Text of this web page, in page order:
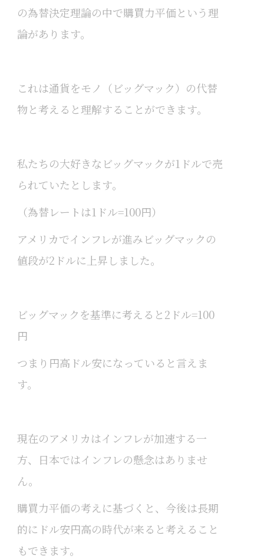
の為替決定理論の中で購買力平価という理
論があります。
これは通貨をモノ（ビッグマック）の代替
物と考えると理解することができます。
私たちの大好きなビッグマックが1ドルで売
られていたとします。
（為替レートは1ドル=100円）
アメリカでインフレが進みビッグマックの
値段が2ドルに上昇しました。
ビッグマックを基準に考えると2ドル=100
円
つまり円高ドル安になっていると言えま
す。
現在のアメリカはインフレが加速する一
方、日本ではインフレの懸念はありませ
ん。
購買力平価の考えに基づくと、今後は長期
的にドル安円高の時代が来ると考えること
もできます。